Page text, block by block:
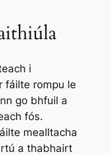
i
fáilte rompu le
go bhfuil a
fós.
mealltacha
a thabhairt